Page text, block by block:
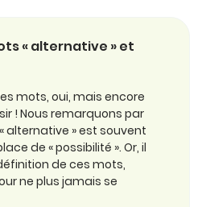
« alternative » et
mots, oui, mais encore
! Nous remarquons par
alternative » est souvent
de « possibilité ». Or, il
de ces mots,
ne plus jamais se